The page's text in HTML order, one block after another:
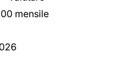
mensile